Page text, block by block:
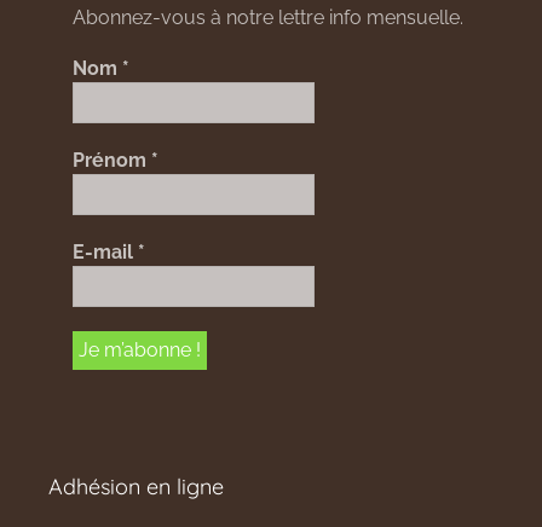
Abonnez-vous à notre lettre info mensuelle.
Nom *
Prénom *
E-mail *
Adhésion en ligne